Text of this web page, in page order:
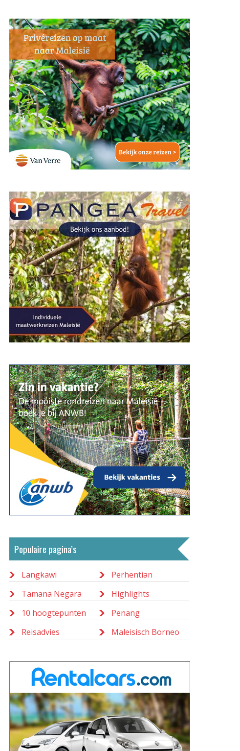
Populaire pagina’s
Langkawi
Perhentian
Tamana Negara
Highlights
10 hoogtepunten
Penang
Reisadvies
Maleisisch Borneo